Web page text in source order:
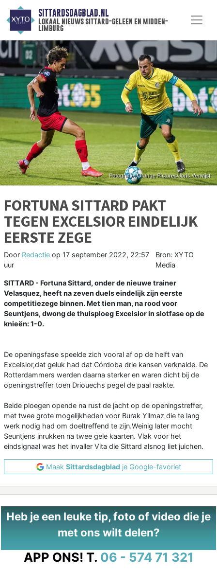
SITTARDSDAGBLAD.NL
lokaal nieuws sittard-geleen en midden-
limburg
FORTUNA SITTARD PAKT
TEGEN EXCELSIOR EINDELIJK
EERSTE ZEGE
Door Redactie op 17 september 2022, 22:57
uur
Bron: XYTO
Media
SITTARD - Fortuna Sittard, onder de nieuwe trainer
Velasquez, heeft na zeven duels eindelijk zijn eerste
competitiezege binnen. Met tien man, na rood voor
Seuntjens, dwong de thuisploeg Excelsior in slotfase op de
knieën: 1-0.
De openingsfase speelde zich vooral af op de helft van
Excelsior,dat geluk had dat Córdoba drie kansen verknalde. De
Rotterdammers werden daarna sterker en waren dicht bij de
openingstreffer toen Driouechs pegel de paal raakte.
Beide ploegen opende na rust de jacht op de openingstreffer,
met twee grote mogelijkheden voor Burak Yilmaz die te lang
werk nodig had om doeltreffend te zijn.Weinig later mocht
Seuntjens inrukken na twee gele kaarten. Vlak voor het
eindsignaal was het invaller Vita die Sittard alsnog liet juichen.
Maak Sittardsdagbladje Google-favoriet
Heb je een leuke tip, foto of video die je
met ons wilt delen?
APP ONS! T. 06 - 574 71 321